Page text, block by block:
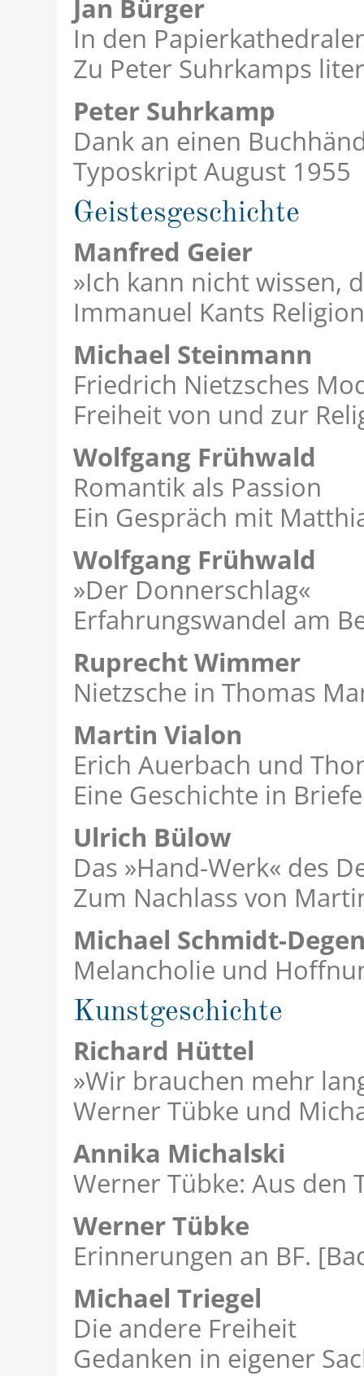
Jan Bürger
In den
Zu Peter Suhrkamps
Peter Suhrkamp
Dank an einen
Typoskript August 1955
Geistesgeschichte
Manfred Geier
»Ich kann nicht wissen,
Immanuel Kants
Michael Steinmann
Friedrich Nietzsches
Freiheit von und zur
Wolfgang Frühwald
Romantik als Passion
Ein Gespräch mit
Wolfgang Frühwald
»Der Donnerschlag«
Erfahrungswandel am
Ruprecht Wimmer
Nietzsche in Thomas
Martin Vialon
Erich Auerbach und
Eine Geschichte in
Ulrich Bülow
Das »Hand-Werk« des
Zum Nachlass von
Michael Schmidt-
Melancholie und
Kunstgeschichte
Richard Hüttel
»Wir brauchen mehr
Werner Tübke und
Annika Michalski
Werner Tübke: Aus den
Werner Tübke
Erinnerungen an BF.
Michael Triegel
Die andere Freiheit
Gedanken in eigener